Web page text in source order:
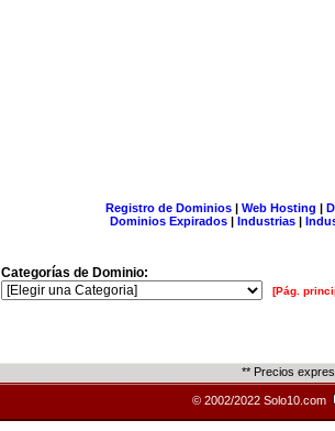
Registro de Dominios| Web Hosting |
Dominios Expirados | Industrias |
Categorías de Dominio:
[Pág.
** Precios
© 2002/2022 Solo10.com